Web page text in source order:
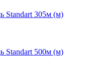
Standart 305м (м)
Standart 500м (м)